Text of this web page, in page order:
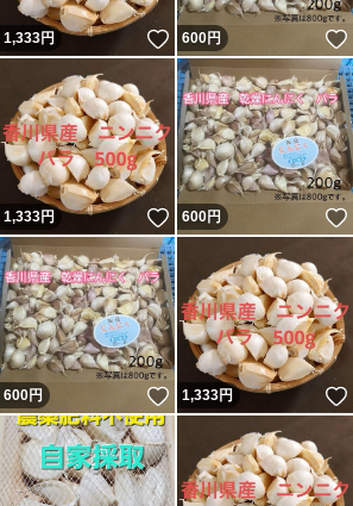
いいね！
1,333円 いいね！
600円
いいね！
1,333円 いいね！
600円
いいね！
600円 いいね！
1,333円